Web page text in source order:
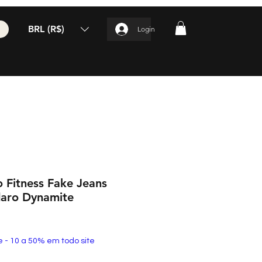
BRL (R$) Login
Fake Jeans
Dynamite
- 10 a 50% em todo site